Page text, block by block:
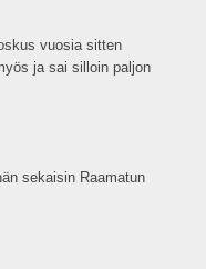
vuosia sitten
ja sai silloin paljon
sekaisin Raamatun